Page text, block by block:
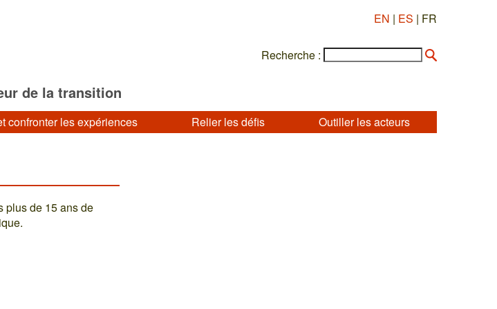
de la transition
EN | ES | FR
Recherche :
confronter les expériences Relier les défis Outiller les acteurs
plus de 15 ans de